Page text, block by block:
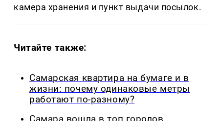
камера хранения и пункт выдачи посылок.
Читайте также:
Самарская квартира на бумаге и в
жизни: почему одинаковые метры
работают по-разному?